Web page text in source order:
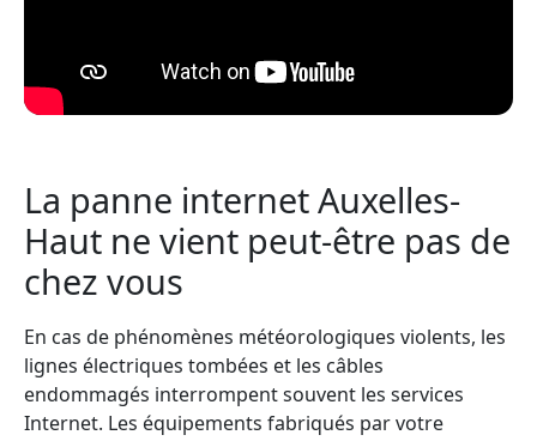
La panne internet Auxelles-
Haut ne vient peut-être pas de
chez vous
En cas de phénomènes météorologiques violents, les
lignes électriques tombées et les câbles
endommagés interrompent souvent les services
Internet. Les équipements fabriqués par votre